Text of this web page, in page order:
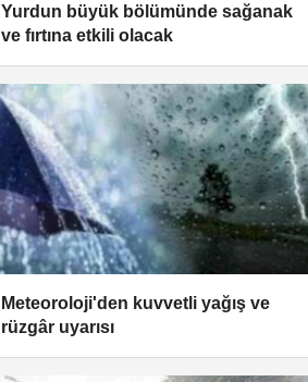
Yurdun büyük bölümünde sağanak
ve fırtına etkili olacak
Meteoroloji'den kuvvetli yağış ve
rüzgâr uyarısı